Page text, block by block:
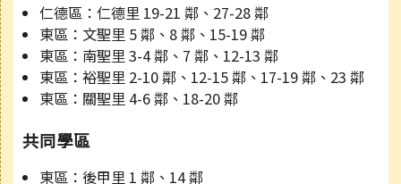
仁德區：仁德里 19-21 鄰、27-28 鄰
東區：文聖里 5 鄰、8 鄰、15-19 鄰
東區：南聖里 3-4 鄰、7 鄰、12-13 鄰
東區：裕聖里 2-10 鄰、12-15 鄰、17-19 鄰、23 鄰
東區：關聖里 4-6 鄰、18-20 鄰
共同學區
東區：後甲里 1 鄰、14 鄰